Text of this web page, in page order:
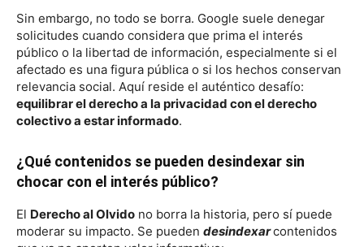
Sin embargo, no todo se borra. Google suele denegar
solicitudes cuando considera que prima el interés
público o la libertad de información, especialmente si el
afectado es una figura pública o si los hechos conservan
relevancia social. Aquí reside el auténtico desafío:
equilibrar el derecho a la privacidad con el derecho
colectivo a estar informado.
¿Qué contenidos se pueden desindexar sin
chocar con el interés público?
El Derecho al Olvido no borra la historia, pero sí puede
moderar su impacto. Se pueden desindexarcontenidos